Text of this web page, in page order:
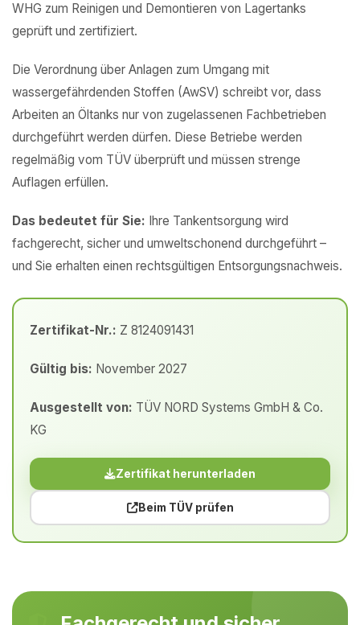
WHG zum Reinigen und Demontieren von Lagertanks
geprüft und zertifiziert.
Die Verordnung über Anlagen zum Umgang mit
wassergefährdenden Stoffen (AwSV) schreibt vor, dass
Arbeiten an Öltanks nur von zugelassenen Fachbetrieben
durchgeführt werden dürfen. Diese Betriebe werden
regelmäßig vom TÜV überprüft und müssen strenge
Auflagen erfüllen.
Das bedeutet für Sie: Ihre Tankentsorgung wird
fachgerecht, sicher und umweltschonend durchgeführt –
und Sie erhalten einen rechtsgültigen Entsorgungsnachweis.
Zertifikat-Nr.: Z 8124091431
Gültig bis: November 2027
Ausgestellt von: TÜV NORD Systems GmbH & Co.
KG
Zertifikat herunterladen
Beim TÜV prüfen